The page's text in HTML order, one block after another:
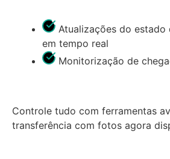
Atualizações do estado
em tempo real
Monitorização de
Controle tudo com ferramentas
transferência com fotos agora